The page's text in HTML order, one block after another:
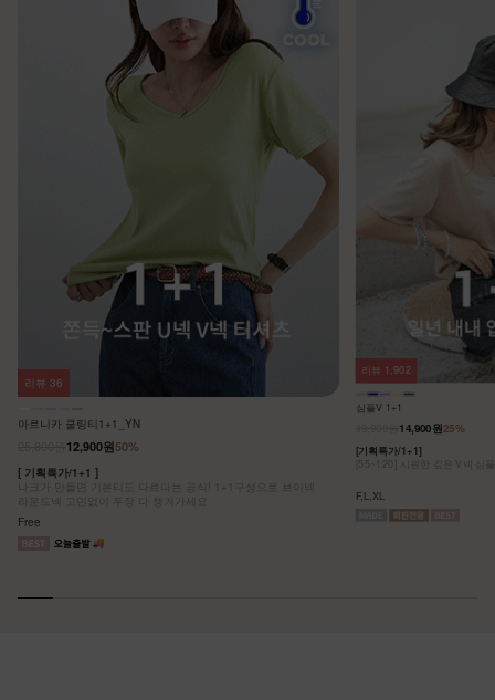
아르니카 쿨링티1+1_YN
50%
12,900원
[ 기획특가/1+1 ]
나크가 만들면 기본티도 다르다는 공식! 1+1구성으로 브이넥
라운드넥 고민없이 두장 다 챙겨가세요
Free
리뷰 36
심플V 1+1
25%
14,900원
[기획특가/1+1]
[55~120] 시원한 깊은 V넥 심
F,L,XL
리뷰 1,902